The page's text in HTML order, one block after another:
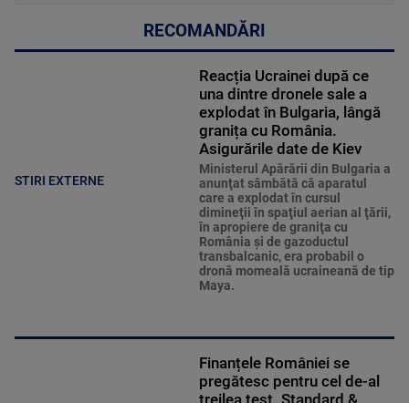
RECOMANDĂRI
STIRI EXTERNE
Reacția Ucrainei după ce
una dintre dronele sale a
explodat în Bulgaria, lângă
granița cu România.
Asigurările date de Kiev
Ministerul Apărării din Bulgaria a
anunţat sâmbătă că aparatul
care a explodat în cursul
dimineţii în spaţiul aerian al ţării,
în apropiere de graniţa cu
România şi de gazoductul
transbalcanic, era probabil o
dronă momeală ucraineană de tip
Maya.
Finanțele României se
pregătesc pentru cel de-al
treilea test. Standard &